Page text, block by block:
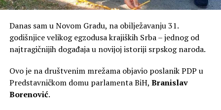
Danas sam u Novom Gradu, na obilježavanju 31.
godišnjice velikog egzodusa krajiških Srba – jednog od
najtragičnijih događaja u novijoj istoriji srpskog naroda.
Ovo je na društvenim mrežama objavio poslanik PDP u
Predstavničkom domu parlamenta BiH, Branislav
Borenović.